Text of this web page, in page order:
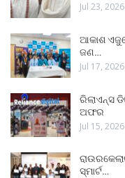
Jul 23, 2026
ଆକାଶ
ଜଣ…
Jul 17, 2026
ରିଲାଏନ୍ସ
ଅଫର
Jul 15, 2026
ସ୍ମାର୍ଟ…